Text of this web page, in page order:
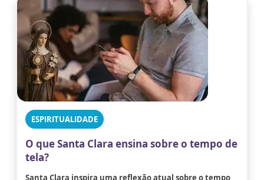
ESPIRITUALIDADE
O que Santa Clara ensina sobre o tempo de
tela?
Santa Clara inspira uma reflexão atual sobre o tempo